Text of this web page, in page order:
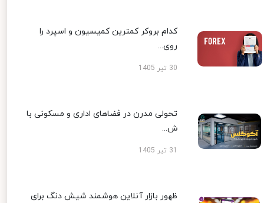
کدام بروکر کمترین کمیسیون و اسپرد را
روی...
30 تیر 1405
تحولی مدرن در فضاهای اداری و مسکونی با
ش...
ظهور بازار آنلاین هوشمند شیش دنگ برای